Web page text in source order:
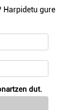
Harpidetu gure
dut.